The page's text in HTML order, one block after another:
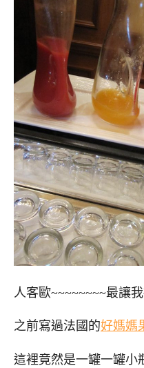
人客歐~~~~~~~~最讓
之前寫過法國的好媽媽
這裡竟然是一罐一罐